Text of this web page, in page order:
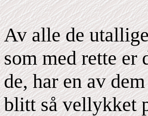
Av alle de
som med rette er
de, har en av
blitt så vellykket